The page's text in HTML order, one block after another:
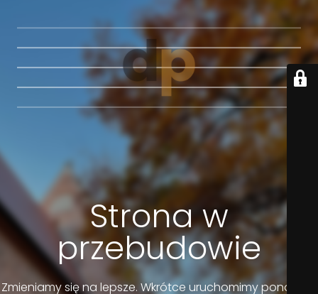
Strona w
przebudowie
Zmieniamy się na lepsze. Wkrótce uruchomimy ponownie